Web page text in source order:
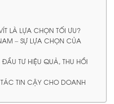
LÀ LỰA CHỌN TỐI ƯU?
– SỰ LỰA CHỌN CỦA
TƯ HIỆU QUẢ, THU HỒI
TIN CẬY CHO DOANH